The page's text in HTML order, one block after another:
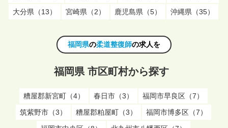
大分県（13）
宮崎県（2） 鹿児島県（5） 沖縄県（35）
福岡県の柔道整復師の求人を
福岡県 市区町村から探す
糟屋郡新宮町（4） 春日市（3）
福岡市早良区（7）
筑紫野市（3）
糟屋郡粕屋町（3）
福岡市博多区（7）